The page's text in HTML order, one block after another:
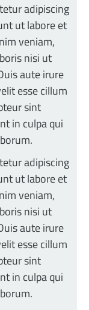
adipiscing
ut labore et
veniam,
nisi ut
aute irure
esse cillum
sint
in culpa qui
adipiscing
ut labore et
veniam,
nisi ut
aute irure
esse cillum
sint
in culpa qui